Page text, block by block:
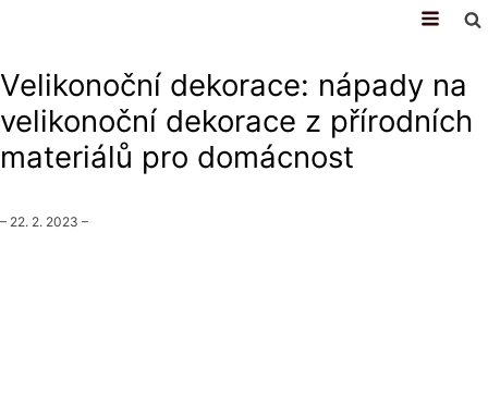
Velikonoční dekorace: nápady na
velikonoční dekorace z přírodních
materiálů pro domácnost
– 22. 2. 2023 –